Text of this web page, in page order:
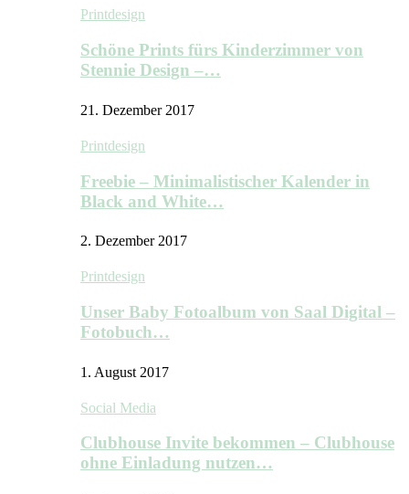
Printdesign
Schöne Prints fürs Kinderzimmer von
Stennie Design –…
21. Dezember 2017
Printdesign
Freebie – Minimalistischer Kalender in
Black and White…
2. Dezember 2017
Printdesign
Unser Baby Fotoalbum von Saal Digital –
Fotobuch…
1. August 2017
Social Media
Clubhouse Invite bekommen – Clubhouse
ohne Einladung nutzen…